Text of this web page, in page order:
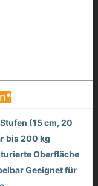
(15 cm, 20
bis 200 kg
Oberfläche
Geeignet für